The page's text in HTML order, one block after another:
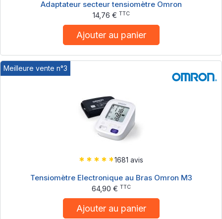
Adaptateur secteur tensiomètre Omron
14,76 € TTC
Ajouter au panier
Meilleure vente n°3
1681 avis
Tensiomètre Electronique au Bras Omron M3
64,90 € TTC
Ajouter au panier